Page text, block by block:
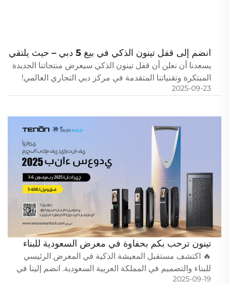
انضم إلى قفل تينون الذكي في بيغ 5 دبي – حيث يلتقي
الابتكار بالفرصة!
يسعدنا أن نعلن أن قفل تينون الذكي سيعرض منتجاتنا الجديدة
المبتكرة وتقنياتنا المتقدمة في مركز دبي التجاري العالمي!
وليس فقط معرضاً تقليدياً، بل فرصة حصرية للتواصل مع
2025-09-23
تينون ترحب بكم بحفاوة في معرض السعودية للبناء
2025
🔥 اكتشف مستقبل المعيشة الذكية في المعرض الرئيسي
للبناء والتصميم في المملكة العربية السعودية. انضم إلينا في
2025-09-19